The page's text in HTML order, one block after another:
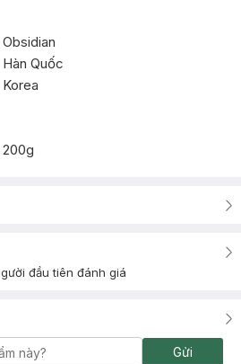
Obsidian
Hàn Quốc
Korea
200g
đầu tiên đánh giá
Gửi